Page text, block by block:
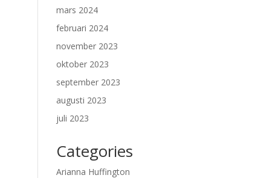
mars 2024
februari 2024
november 2023
oktober 2023
september 2023
augusti 2023
juli 2023
Categories
Arianna Huffington